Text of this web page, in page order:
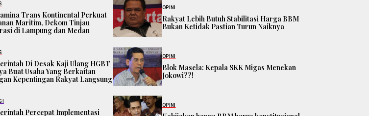
Trans Kontinental Perkuat
Maritim, Dekom Tinjau
di Lampung dan Medan
Di Desak Kaji Ulang HGBT
Buat Usaha Yang Berkaitan
Kepentingan Rakyat Langsung
Percepat Implementasi
OPINI
Rakyat Lebih Butuh Stabilitasi Harga BBM
Bukan Ketidak Pastian Turun Naiknya
OPINI
Blok Masela: Kepala SKK Migas Menekan
Jokowi??!
OPINI